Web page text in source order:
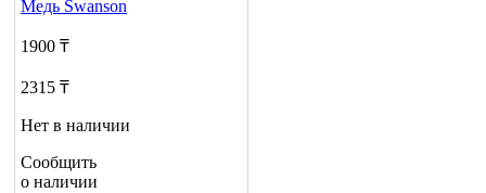
Медь Swanson
1900 ₸
2315 ₸
Нет в наличии
Сообщить
о наличии